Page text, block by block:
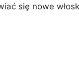
się nowe